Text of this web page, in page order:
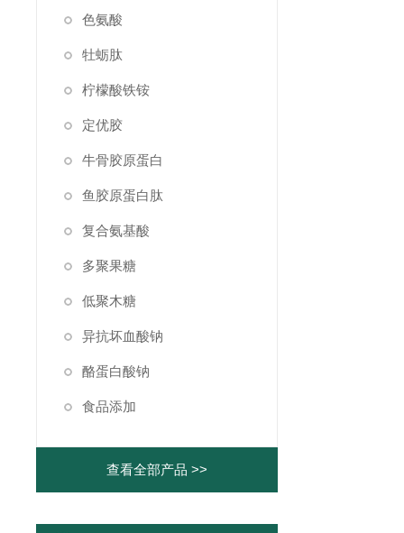
色氨酸
牡蛎肽
柠檬酸铁铵
定优胶
牛骨胶原蛋白
鱼胶原蛋白肽
复合氨基酸
多聚果糖
低聚木糖
异抗坏血酸钠
酪蛋白酸钠
食品添加
查看全部产品 >>